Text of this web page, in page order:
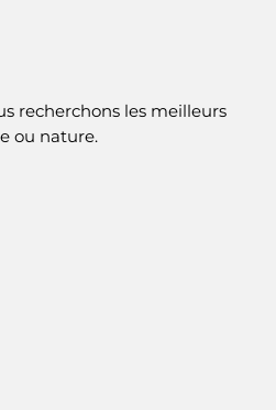
recherchons les meilleurs
ou nature.